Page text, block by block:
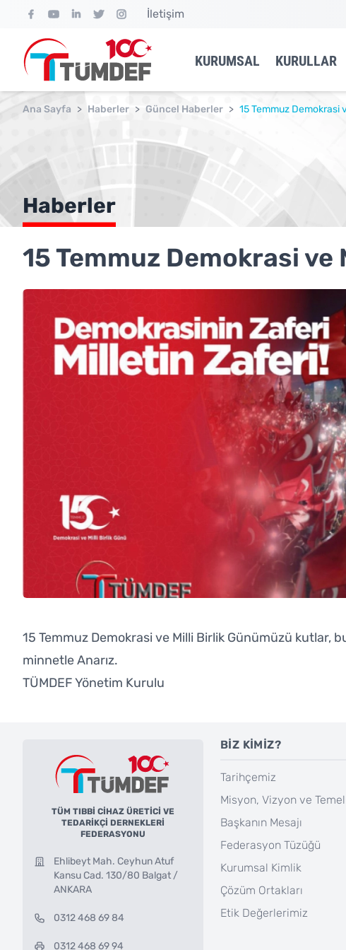
İletişim
KURUMSAL KURULLAR
Ana Sayfa > Haberler > Güncel Haberler > 15 Temmuz Demokrasi
Haberler
15 Temmuz Demokrasi
15 Temmuz Demokrasi ve Milli Birlik Günümüzü
minnetle Anarız.
TÜMDEF Yönetim Kurulu
TÜM TIBBİ CİHAZ ÜRETİCİ VE
TEDARİKÇİ DERNEKLERİ
FEDERASYONU
Ehlibeyt Mah. Ceyhun Atuf
Kansu Cad. 130/80 Balgat /
ANKARA
0312 468 69 84
0312 468 69 94
BİZ KİMİZ?
Tarihçemiz
Misyon, Vizyon ve
Başkanın Mesajı
Federasyon Tüzüğü
Kurumsal Kimlik
Çözüm Ortakları
Etik Değerlerimiz